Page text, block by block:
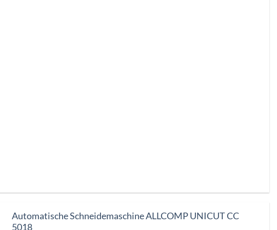
Automatische Schneidemaschine ALLCOMP UNICUT CC
5018